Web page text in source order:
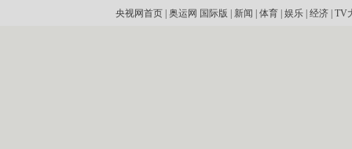
央视网首页| 奥运网 国际版 新闻 体育| 娱乐| 经济| TV